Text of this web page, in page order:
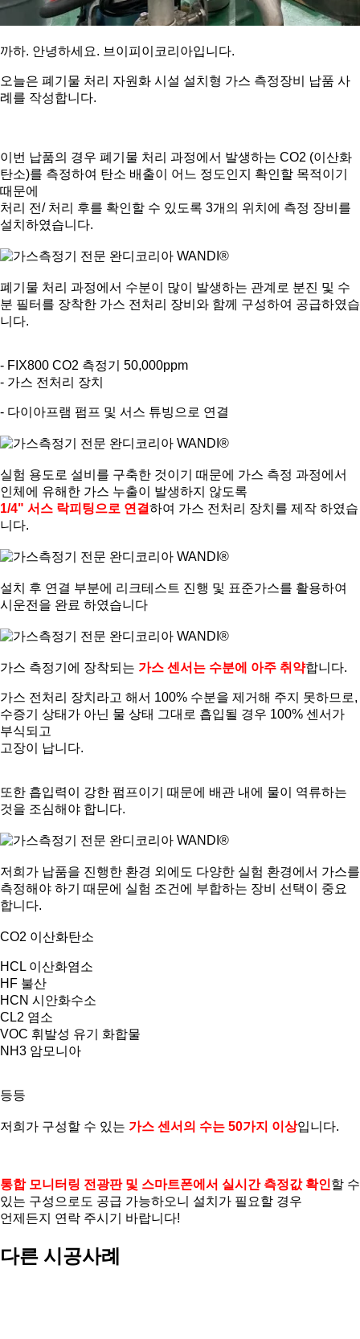
까하. 안녕하세요. 브이피이코리아입니다.
오늘은 폐기물 처리 자원화 시설 설치형 가스 측정장비 납품 사
례를 작성합니다.
이번 납품의 경우 폐기물 처리 과정에서 발생하는 CO2 (이산화
탄소)를 측정하여 탄소 배출이 어느 정도인지 확인할 목적이기
때문에
처리 전/ 처리 후를 확인할 수 있도록 3개의 위치에 측정 장비를
설치하였습니다.
폐기물 처리 과정에서 수분이 많이 발생하는 관계로 분진 및 수
분 필터를 장착한 가스 전처리 장비와 함께 구성하여 공급하였습
니다.
- FIX800 CO2 측정기 50,000ppm
- 가스 전처리 장치
- 다이아프램 펌프 및 서스 튜빙으로 연결
실험 용도로 설비를 구축한 것이기 때문에 가스 측정 과정에서
인체에 유해한 가스 누출이 발생하지 않도록
1/4" 서스 락피팅으로 연결하여 가스 전처리 장치를 제작 하였습
니다.
설치 후 연결 부분에 리크테스트 진행 및 표준가스를 활용하여
시운전을 완료 하였습니다
가스 측정기에 장착되는 가스 센서는 수분에 아주 취약합니다.
가스 전처리 장치라고 해서 100% 수분을 제거해 주지 못하므로,
수증기 상태가 아닌 물 상태 그대로 흡입될 경우 100% 센서가
부식되고
고장이 납니다.
또한 흡입력이 강한 펌프이기 때문에 배관 내에 물이 역류하는
것을 조심해야 합니다.
저희가 납품을 진행한 환경 외에도 다양한 실험 환경에서 가스를
측정해야 하기 때문에 실험 조건에 부합하는 장비 선택이 중요
합니다.
CO2 이산화탄소
HCL 이산화염소
HF 불산
HCN 시안화수소
CL2 염소
VOC 휘발성 유기 화합물
NH3 암모니아
등등
저희가 구성할 수 있는 가스 센서의 수는 50가지 이상입니다.
통합 모니터링 전광판 및 스마트폰에서 실시간 측정값 확인할 수
있는 구성으로도 공급 가능하오니 설치가 필요할 경우
언제든지 연락 주시기 바랍니다!
다른 시공사례